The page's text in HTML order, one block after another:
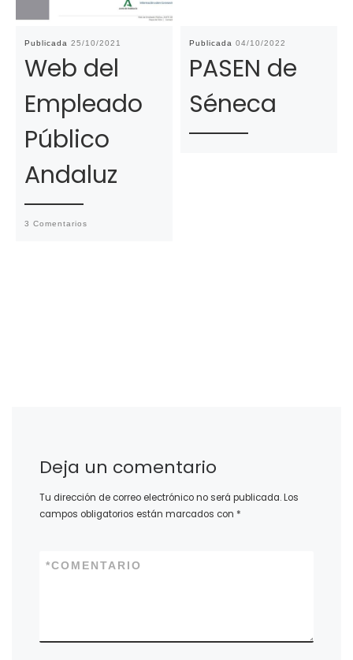
Publicada 25/10/2021
Web del
Empleado
Público
Andaluz
3 Comentarios
Publicada 04/10/2022
PASEN de
Séneca
Deja un comentario
Tu dirección de correo electrónico no será publicada.Los
campos obligatorios están marcados con *
COMENTARIO
*